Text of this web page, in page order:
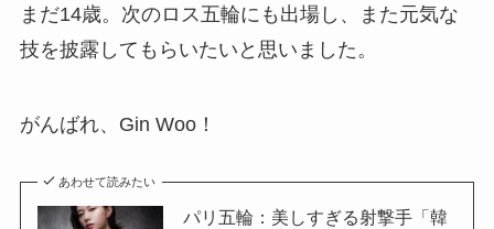
まだ14歳。次のロス五輪にも出場し、また元気な
技を披露してもらいたいと思いました。
がんばれ、Gin Woo！
あわせて読みたい
パリ五輪：美しすぎる射撃手「韓